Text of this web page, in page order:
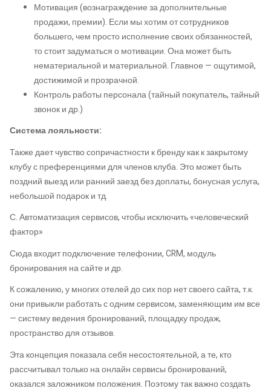
Мотивация (вознаграждение за дополнительные
продажи, премии). Если мы хотим от сотрудников
большего, чем просто исполнение своих обязанностей,
то стоит задуматься о мотивации. Она может быть
нематериальной и материальной. Главное — ощутимой,
достижимой и прозрачной.
Контроль работы персонала (тайный покупатель, тайный
звонок и др.)
Система лояльности:
Также дает чувство сопричастности к бренду как к закрытому
клубу с преференциями для членов клуба. Это может быть
поздний выезд или ранний заезд без доплаты, бонусная услуга,
небольшой подарок и тд.
С. Автоматизация сервисов, чтобы исключить «человеческий
фактор»
Сюда входит подключение телефонии, CRM, модуль
бронирования на сайте и др.
К сожалению, у многих отелей до сих пор нет своего сайта, т.к.
они привыкли работать с одним сервисом, заменяющим им все
— систему ведения бронирований, площадку продаж,
пространство для отзывов.
Эта концепция показала себя несостоятельной, а те, кто
рассчитывал только на онлайн сервисы бронирований,
оказался заложником положения. Поэтому так важно создать